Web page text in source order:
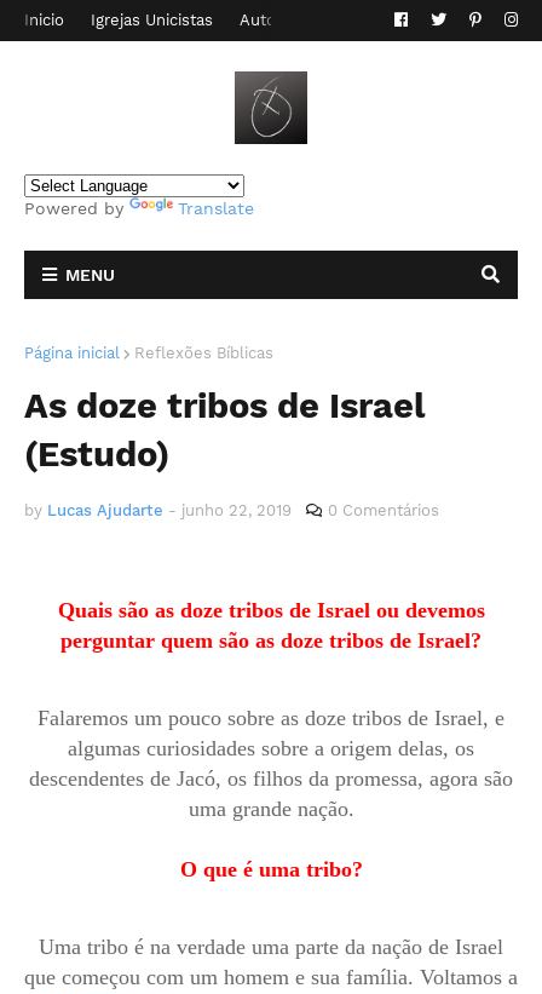
Inicio Igrejas Unicistas Autor do Blog Contato
Powered by Translate
MENU
Página inicial Reflexões Bíblicas
As doze tribos de Israel
(Estudo)
by Lucas Ajudarte - junho 22, 2019 0 Comentários
Quais são as doze tribos de Israel ou devemos
perguntar quem são as doze tribos de Israel?
Falaremos um pouco sobre as doze tribos de Israel, e
algumas curiosidades sobre a origem delas, os
descendentes de Jacó, os filhos da promessa, agora são
uma grande nação.
O que é uma tribo?
Uma tribo é na verdade uma parte da nação de Israel
que começou com um homem e sua família. Voltamos a